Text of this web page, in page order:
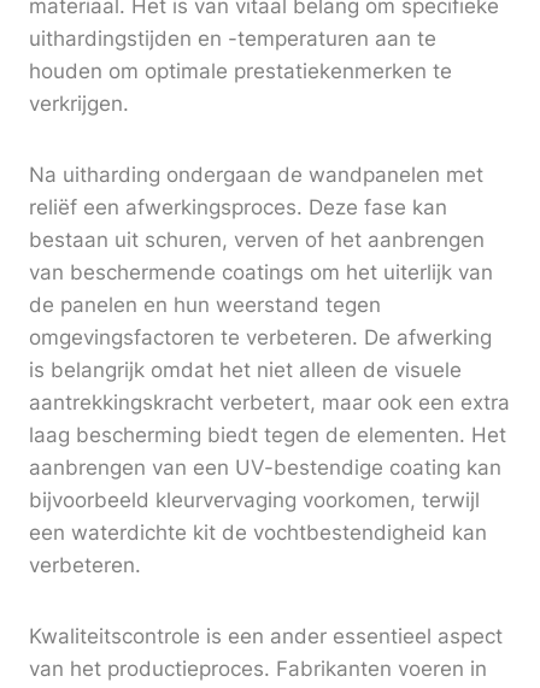
materiaal. Het is van vitaal belang om specifieke
uithardingstijden en -temperaturen aan te
houden om optimale prestatiekenmerken te
verkrijgen.
Na uitharding ondergaan de wandpanelen met
reliëf een afwerkingsproces. Deze fase kan
bestaan uit schuren, verven of het aanbrengen
van beschermende coatings om het uiterlijk van
de panelen en hun weerstand tegen
omgevingsfactoren te verbeteren. De afwerking
is belangrijk omdat het niet alleen de visuele
aantrekkingskracht verbetert, maar ook een extra
laag bescherming biedt tegen de elementen. Het
aanbrengen van een UV-bestendige coating kan
bijvoorbeeld kleurvervaging voorkomen, terwijl
een waterdichte kit de vochtbestendigheid kan
verbeteren.
Kwaliteitscontrole is een ander essentieel aspect
van het productieproces. Fabrikanten voeren in